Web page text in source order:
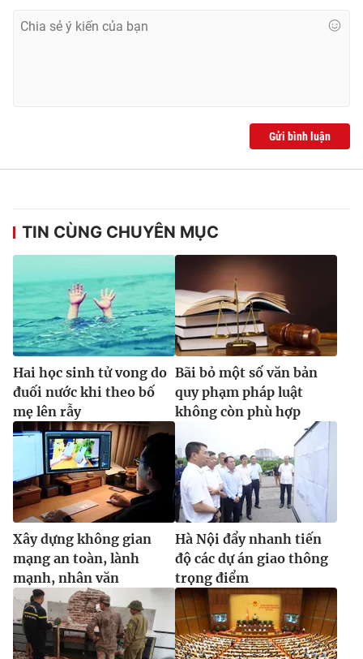
Gửi bình luận
TIN CÙNG CHUYÊN MỤC
Hai học sinh tử vong do
đuối nước khi theo bố
mẹ lên rẫy
Bãi bỏ một số văn bản
quy phạm pháp luật
không còn phù hợp
Xây dựng không gian
mạng an toàn, lành
mạnh, nhân văn
Hà Nội đẩy nhanh tiến
độ các dự án giao thông
trọng điểm